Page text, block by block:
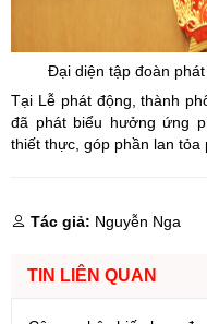
Đại diện tập đoàn
Tại Lễ phát động, thành
đã phát biểu hưởng ứng
thiết thực, góp phần lan
Tác giả: Nguyễn Nga
TIN LIÊN QUAN